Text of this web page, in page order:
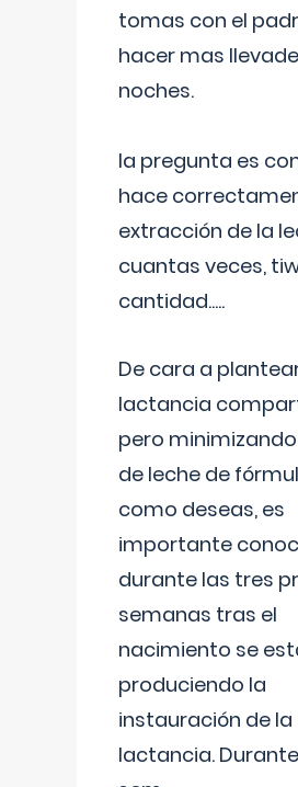
tomas con el
hacer mas
noches.
la pregunta es
hace
extracción de la
cuantas veces,
cantidad.....
De cara a
lactancia
pero
de leche de
como deseas, es
importante
durante las tres
semanas tras el
nacimiento se
produciendo la
instauración de la
lactancia.